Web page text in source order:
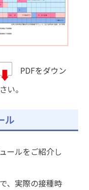
PDFをダウン
い。
ル
ールをご紹介し
、実際の接種時